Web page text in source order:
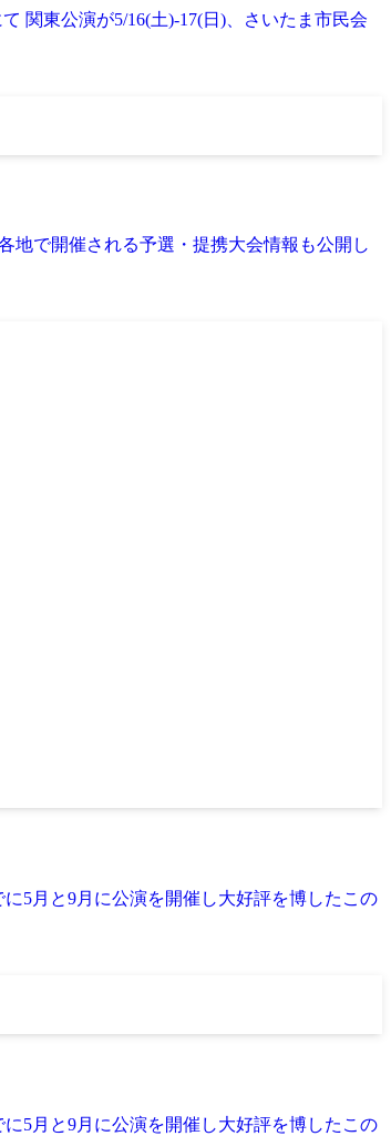
関東公演が5/16(土)-17(日)、さいたま市民会
地で開催される予選・提携大会情報も公開し
5月と9月に公演を開催し大好評を博したこの
5月と9月に公演を開催し大好評を博したこの